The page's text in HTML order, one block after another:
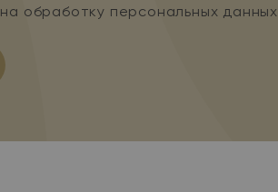
на обработку персональных данных